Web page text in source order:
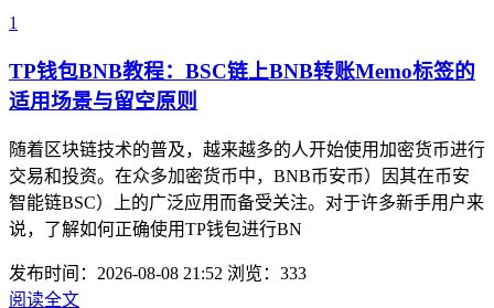
1
TP钱包BNB教程：BSC链上BNB转账Memo标签的
适用场景与留空原则
随着区块链技术的普及，越来越多的人开始使用加密货币进行
交易和投资。在众多加密货币中，BNB币安币）因其在币安
智能链BSC）上的广泛应用而备受关注。对于许多新手用户来
说，了解如何正确使用TP钱包进行BN
发布时间：2026-08-08 21:52 浏览：333
阅读全文